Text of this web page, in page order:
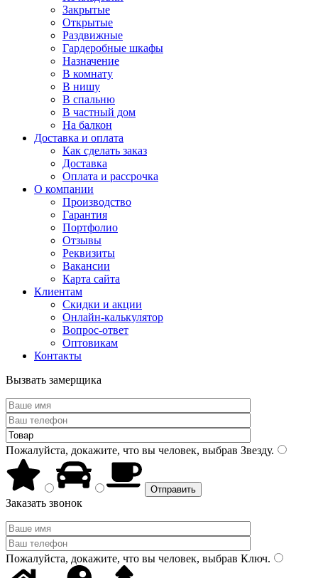
Закрытые
Открытые
Раздвижные
Гардеробные шкафы
Назначение
В комнату
В нишу
В спальню
В частный дом
На балкон
Доставка и оплата
Как сделать заказ
Доставка
Оплата и рассрочка
О компании
Производство
Гарантия
Портфолио
Отзывы
Реквизиты
Вакансии
Карта сайта
Клиентам
Скидки и акции
Онлайн-калькулятор
Вопрос-ответ
Оптовикам
Контакты
Вызвать замерщика
Пожалуйста, докажите, что вы человек, выбрав Звезду.
Заказать звонок
Пожалуйста, докажите, что вы человек, выбрав Ключ.